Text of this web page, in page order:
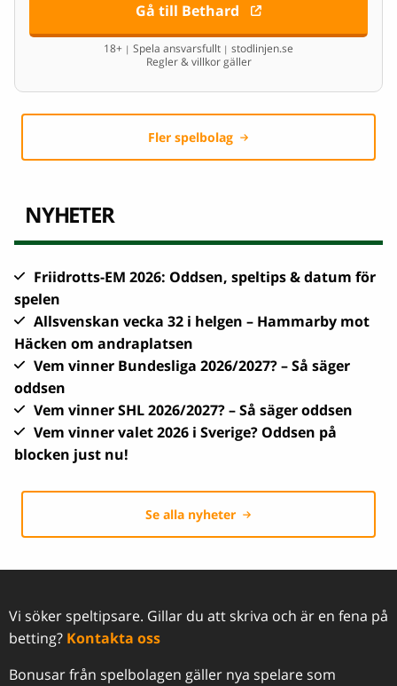
Gå till Bethard
18+ | Spela ansvarsfullt | stodlinjen.se
Regler & villkor gäller
Fler spelbolag
NYHETER
Friidrotts-EM 2026: Oddsen, speltips & datum för
spelen
Allsvenskan vecka 32 i helgen – Hammarby mot
Häcken om andraplatsen
Vem vinner Bundesliga 2026/2027? – Så säger
oddsen
Vem vinner SHL 2026/2027? – Så säger oddsen
Vem vinner valet 2026 i Sverige? Oddsen på
blocken just nu!
Se alla nyheter
Vi söker speltipsare. Gillar du att skriva och är en fena på
betting? Kontakta oss
Bonusar från spelbolagen gäller nya spelare som